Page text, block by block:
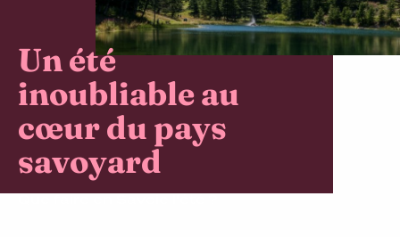
Un été
inoubliable au
cœur du pays
savoyard